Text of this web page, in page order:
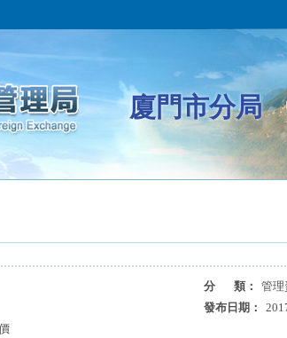
廈門市分局
分 類：
管
發布日期：